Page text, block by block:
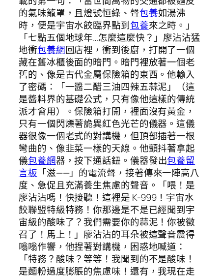
的氣味籠罩，且燈號恒綠、聲包養如湯沸
時，便是宇宙水餃臨界點到包養來之時。」
「七點五個地球年…怎麼這麼快？」廖沾沾猛
地衝包養網回店裡，衝到後廚，打開了一個
藏在舊冰櫃後面的暗門。暗門裡放著一個老
舊的、像是古代金屬保險箱的東西。他輸入
了密碼：「一醬二醋三油四辣五蒜泥」（這
是醬料界的基礎公式，只有像他這樣的傳統
派才會用）。保險箱打開，裡面沒有黃金，
只有一個閃爍著詭異紅色光芒的儀器。這儀
器很像一個老式的對講機，但頂部插著一根
彎曲的、像韭菜一樣的天線。他顫抖著拿起
儀包養網器，按下通話鈕。儀器發出包養留
言板 「滋——」的電流聲，接著傳來一陣高八
度、急促且充滿養生焦慮的聲音。「喂！是
廖沾沾嗎！快接聽！這裡是 K-999！宇宙水
餃聯盟特級特務！你那邊是不是已經聞到宇
宙級的酸味了？我們需要你的蒜泥！你被徵
召了！馬上！」廖沾沾的耳朵被這聲音震得
嗡嗡作響，他捏著對講機，困惑地喊道：
「特務？酸味？等等！我聞到的不是酸味！
是麵粉過度膨脹的焦慮味！還有，我現在走